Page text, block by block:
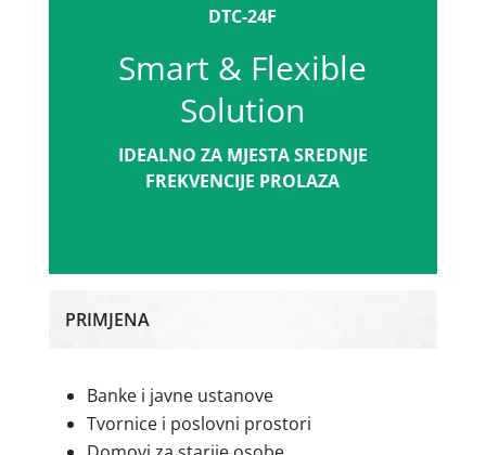
DTC-24F
Smart & Flexible
Solution
IDEALNO ZA MJESTA SREDNJE
FREKVENCIJE PROLAZA
PRIMJENA
Banke i javne ustanove
Tvornice i poslovni prostori